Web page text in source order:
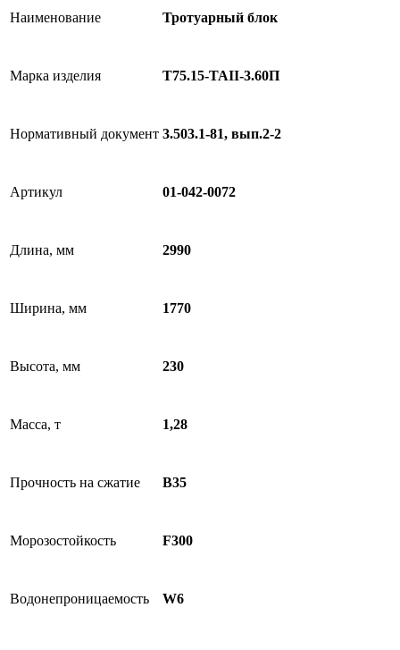
Наименование Тротуарный блок
Марка изделия Т75.15-TAII-3.60П
Нормативный документ 3.503.1-81, вып.2-2
Артикул 01-042-0072
Длина, мм 2990
Ширина, мм 1770
Высота, мм 230
Масса, т 1,28
Прочность на сжатие B35
Морозостойкость F300
Водонепроницаемость W6